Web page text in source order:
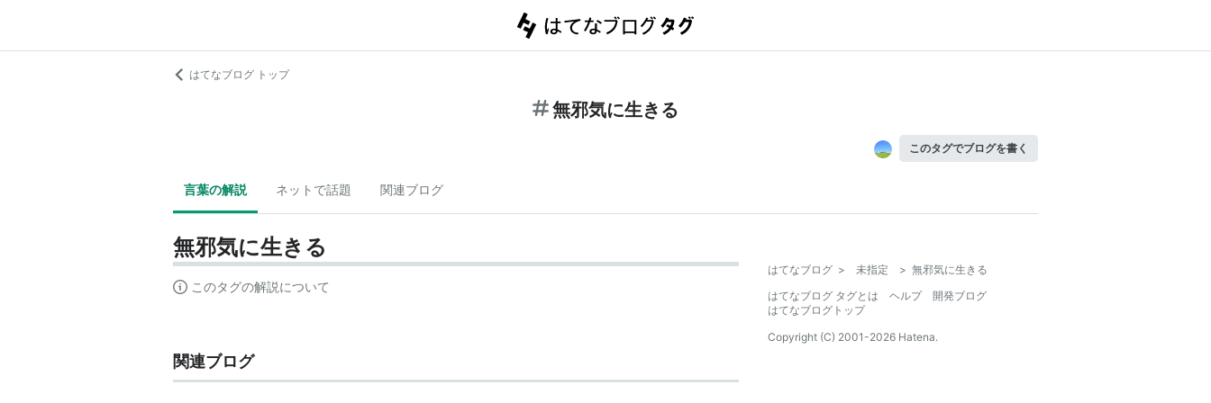
はてなブログ トップ
無邪気に生きる
このタグでブログを書く
言葉の解説 ネットで話題 関連ブログ
無邪気に生きる
このタグの解説について
関連ブログ
はてなブログ > 未指定 > 無邪気に生きる
はてなブログ タグとは
ヘルプ
開発ブログ
はてなブログトップ
Copyright (C) 2001-2026 Hatena.